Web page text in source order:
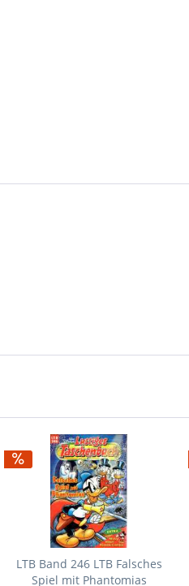
LTB Band 246 LTB Falsches
Spiel mit Phantomias